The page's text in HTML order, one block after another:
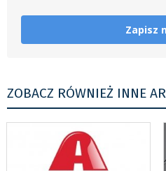
Zapisz
ZOBACZ RÓWNIEŻ INNE